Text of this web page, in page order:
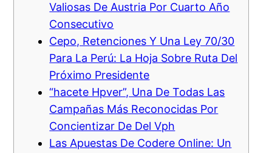
Valiosas De Austria Por Cuarto Año
Consecutivo
Cepo, Retenciones Y Una Ley 70/30
Para La Perú: La Hoja Sobre Ruta Del
Próximo Presidente
“hacete Hpver”, Una De Todas Las
Campañas Más Reconocidas Por
Concientizar De Del Vph
Las Apuestas De Codere Online: Un